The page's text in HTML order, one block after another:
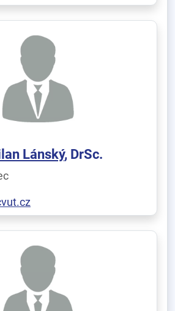
Lánský, DrSc.